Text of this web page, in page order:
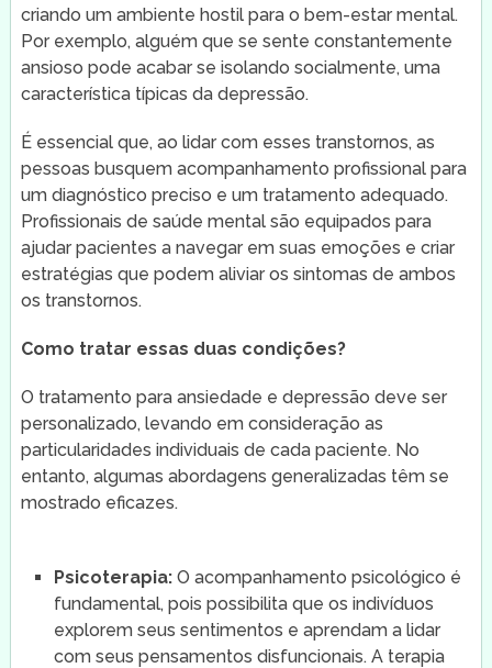
criando um ambiente hostil para o bem-estar mental.
Por exemplo, alguém que se sente constantemente
ansioso pode acabar se isolando socialmente, uma
característica típicas da depressão.
É essencial que, ao lidar com esses transtornos, as
pessoas busquem acompanhamento profissional para
um diagnóstico preciso e um tratamento adequado.
Profissionais de saúde mental são equipados para
ajudar pacientes a navegar em suas emoções e criar
estratégias que podem aliviar os sintomas de ambos
os transtornos.
Como tratar essas duas condições?
O tratamento para ansiedade e depressão deve ser
personalizado, levando em consideração as
particularidades individuais de cada paciente. No
entanto, algumas abordagens generalizadas têm se
mostrado eficazes.
Psicoterapia:O acompanhamento psicológico é
fundamental, pois possibilita que os indivíduos
explorem seus sentimentos e aprendam a lidar
com seus pensamentos disfuncionais. A terapia